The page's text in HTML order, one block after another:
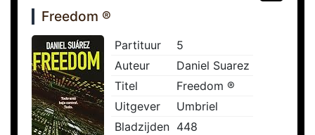
Freedom ®
Partituur
5
Auteur
Daniel Suarez
Titel
Freedom ®
Uitgever
Umbriel
Bladzijden 448